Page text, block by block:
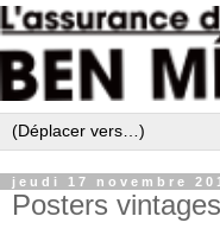
jeudi 17 novembre
Posters